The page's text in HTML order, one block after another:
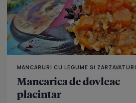
MANCARURI CU LEGUME SI ZARZAVATURI
Mancarica de dovleac
placintar